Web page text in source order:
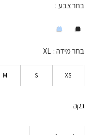
בחר צבע
בחר מידה XL
XS
S
M
נקה